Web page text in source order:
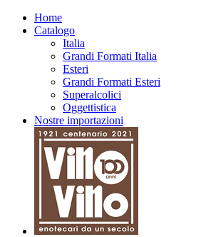
Home
Catalogo
Italia
Grandi Formati Italia
Esteri
Grandi Formati Esteri
Superalcolici
Oggettistica
Nostre importazioni